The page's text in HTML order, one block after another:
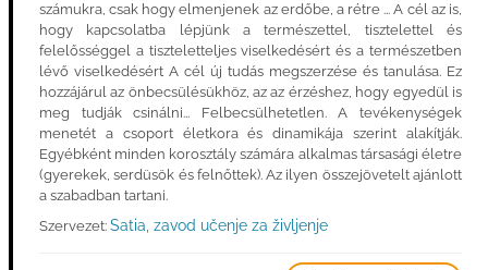
számukra, csak hogy elmenjenek az erdőbe, a rétre ... A cél az is,
hogy kapcsolatba lépjünk a természettel, tisztelettel és
felelősséggel a tiszteletteljes viselkedésért és a természetben
lévő viselkedésért A cél új tudás megszerzése és tanulása. Ez
hozzájárul az önbecsülésükhöz, az az érzéshez, hogy egyedül is
meg tudják csinálni... Felbecsülhetetlen. A tevékenységek
menetét a csoport életkora és dinamikája szerint alakítják.
Egyébként minden korosztály számára alkalmas társasági életre
(gyerekek, serdüsök és felnőttek). Az ilyen összejövetelt ajánlott
a szabadban tartani.
Szervezet: Satia, zavod učenje za življenje